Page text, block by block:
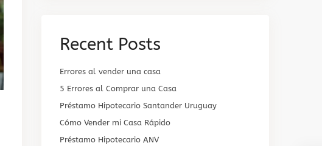
Recent Posts
Errores al vender una casa
5 Errores al Comprar una Casa
Préstamo Hipotecario Santander Uruguay
Cómo Vender mi Casa Rápido
Préstamo Hipotecario ANV